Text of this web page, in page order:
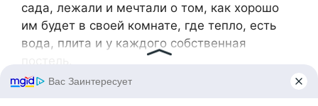
сада, лежали и мечтали о том, как хорошо
им будет в своей комнате, где тепло, есть
вода, плита и у каждого собственная